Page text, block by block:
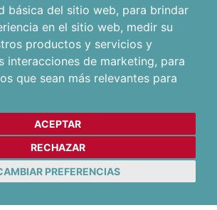
básica del sitio web, para brindar
en el sitio web, medir su
productos y servicios y
interacciones de marketing, para
que sean más relevantes para
ACEPTAR
RECHAZAR
PREFERENCIAS